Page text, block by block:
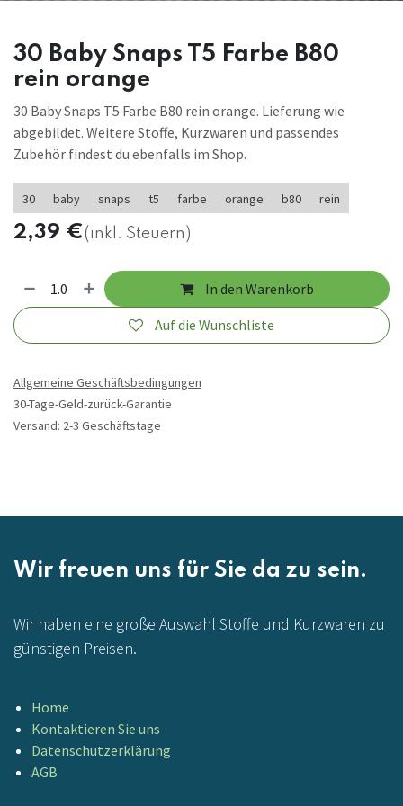
30 Baby Snaps T5 Farbe B80
rein orange
30 Baby Snaps T5 Farbe B80 rein orange. Lieferung wie
abgebildet. Weitere Stoffe, Kurzwaren und passendes
Zubehör findest du ebenfalls im Shop.
30 baby snaps t5 farbe orange b80 rein
2,39 €(inkl. Steuern)
In den Warenkorb
Auf die Wunschliste
Allgemeine Geschäftsbedingungen
30-Tage-Geld-zurück-Garantie
Versand: 2-3 Geschäftstage
Wir freuen uns für Sie da zu sein.
Wir haben eine große Auswahl Stoffe und Kurzwaren zu
günstigen Preisen.
Home
Kontaktieren Sie uns
Datenschutzerklärung
AGB